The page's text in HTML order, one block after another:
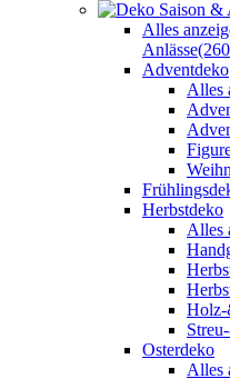
Alles
Anlässe
Adventdeko
Alles
Herbstdeko
Alles
Holz-
Osterdeko
Alles